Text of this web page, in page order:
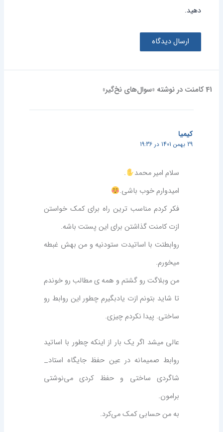
دهید.
41 کامنت در نوشته «سوال‌های نخ‌گیر»
کیمیا
29 بهمن 1401 در 19:36
سلام امیر محمد
.
امیدوارم خوب باشی.
فکر کردم مناسب ترین راه برای کمک خواستن
ازت کامنت گذاشتن برای این پستت باشه.
روابطتت با اساتیدت ستودنیه و من بهش غبطه
میخورم.
من وبلاگت رو گشتم و همه ی مطالب رو خوندم
تا شاید بتونم ازت یادبگیرم چطور این روابط رو
ساختی. پیدا نکردم چیزی.
عالی میشد اگر یک بار از اینکه چطور با اساتید
روابط صمیمانه در عین حفظ جایگاه استاد_
شاگردی ساختی و حفظ کردی می‌نوشتی
برامون.
به من حسابی کمک می‌کرد.